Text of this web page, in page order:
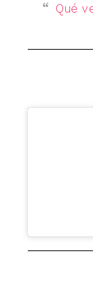
Qué